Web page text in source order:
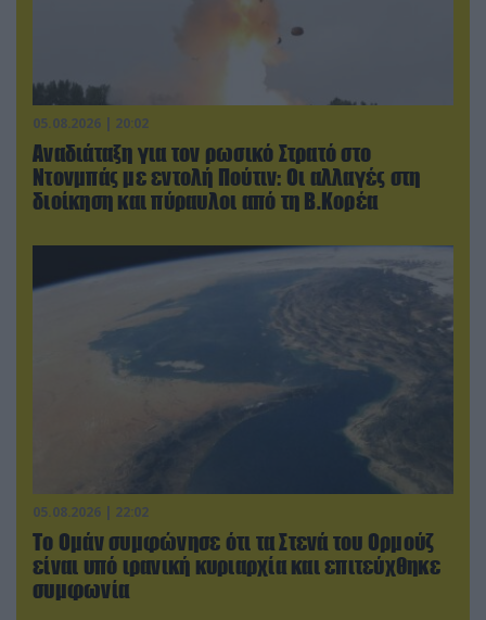
05.08.2026 | 20:02
Αναδιάταξη για τον ρωσικό Στρατό στο
Ντονμπάς με εντολή Πούτιν: Οι αλλαγές στη
διοίκηση και πύραυλοι από τη Β.Κορέα
05.08.2026 | 22:02
Το Ομάν συμφώνησε ότι τα Στενά του Ορμούζ
είναι υπό ιρανική κυριαρχία και επιτεύχθηκε
συμφωνία